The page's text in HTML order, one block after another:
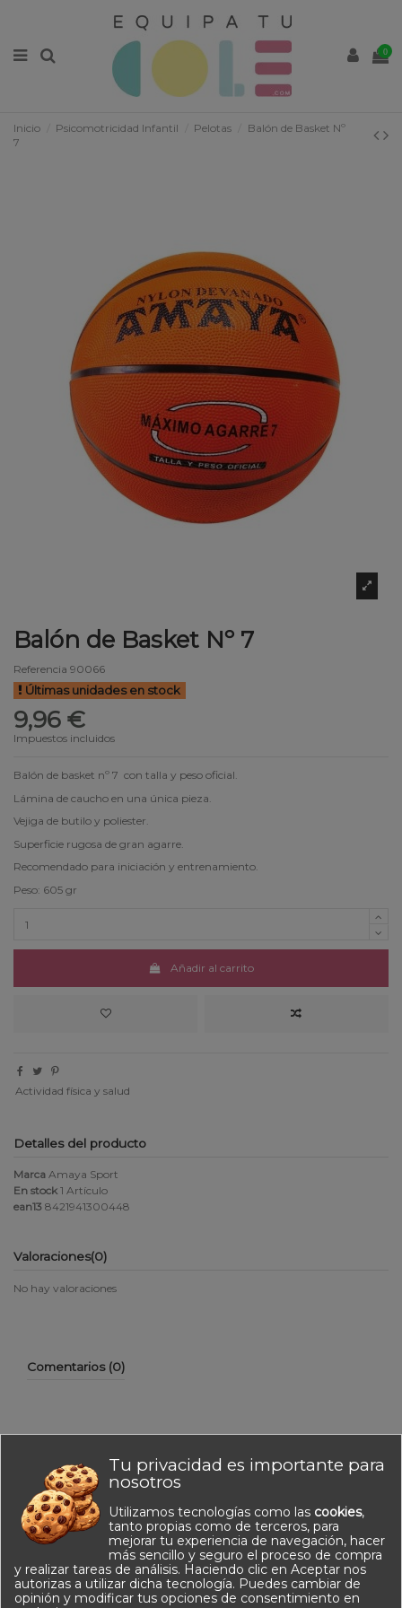
0
Inicio Psicomotricidad Infantil Pelotas
Balón de Basket Nº
7
Balón de Basket Nº 7
Referencia 90066
Últimas unidades en stock
9,96 €
Impuestos incluidos
Balón de basket nº 7 con talla y peso oficial.
Lámina de caucho en una única pieza.
Vejiga de butilo y poliester.
Superficie rugosa de gran agarre.
Recomendado para iniciación y entrenamiento.
Peso: 605 gr
Añadir al carrito
Actividad física y salud
Detalles del producto
Marca Amaya Sport
En stock 1 Artículo
ean13 8421941300448
Valoraciones(0)
No hay valoraciones
Comentarios (0)
No hay reseñas de clientes en este momento.
Tu privacidad es importante para
nosotros
Utilizamos tecnologías como las cookies,
tanto propias como de terceros, para
mejorar tu experiencia de navegación, hacer
más sencillo y seguro el proceso de compra
y realizar tareas de análisis. Haciendo clic en Aceptar nos
autorizas a utilizar dicha tecnología. Puedes cambiar de
opinión y modificar tus opciones de consentimiento en